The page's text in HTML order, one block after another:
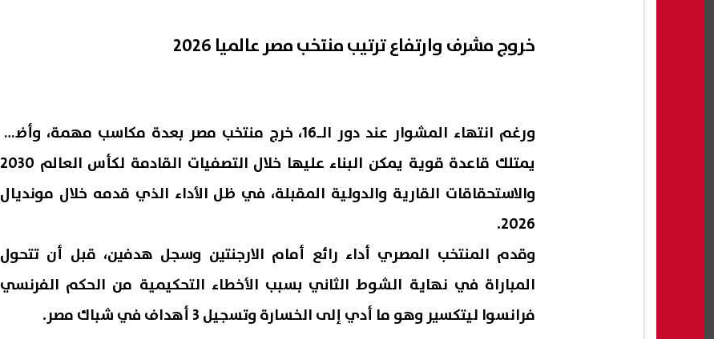
خروج مشرف وارتفاع ترتيب منتخب مصر عالميا 2026
ورغم انتهاء المشوار عند دور الـ16، خرج منتخب مصر بعدة مكاسب مهمة، وأضبح
يمتلك قاعدة قوية يمكن البناء عليها خلال التصفيات القادمة لكأس العالم 2030
والاستحقاقات القارية والدولية المقبلة، في ظل الأداء الذي قدمه خلال مونديال
2026.
وقدم المنتخب المصري أداء رائع أمام الارجنتين وسجل هدفين، قبل أن تتحول
المباراة في نهاية الشوط الثاني بسبب الأخطاء التحكيمية من الحكم الفرنسي
فرانسوا ليتكسير وهو ما أدي إلى الخسارة وتسجيل 3 أهداف في شباك مصر.